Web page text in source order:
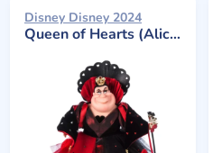
Disney Disney 2024
Queen of Hearts (Alice in Wonderland) Limited